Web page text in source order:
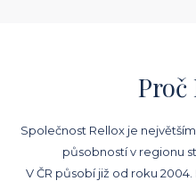
Proč
Společnost Rellox je
působností v regionu
V ČR působí již od roku